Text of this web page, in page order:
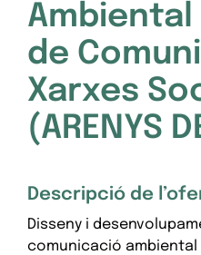
Ambiental
de
Xarxes
(ARENYS
Descripció de
Disseny i
comunicació